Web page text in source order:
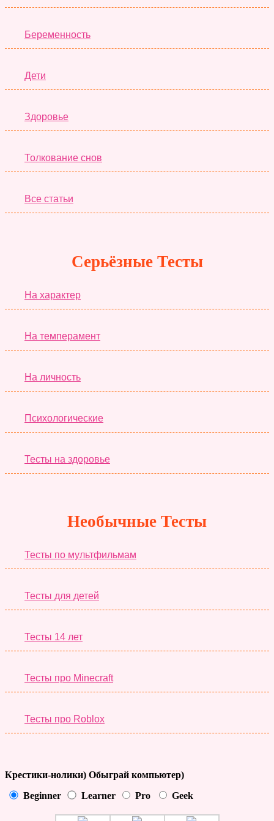
Беременность
Дети
Здоровье
Толкование снов
Все статьи
Серьёзные Тесты
На характер
На темперамент
На личность
Психологические
Тесты на здоровье
Необычные Тесты
Тесты по мультфильмам
Тесты для детей
Тесты 14 лет
Тесты про Minecraft
Тесты про Roblox
Крестики-нолики) Обыграй компьютер)
Beginner Learner Pro Geek